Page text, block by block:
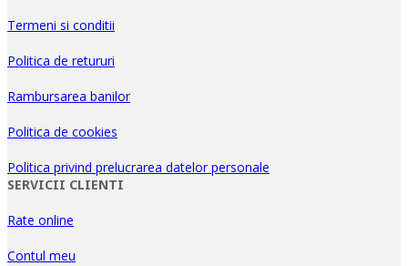
Termeni si conditii
Politica de retururi
Rambursarea banilor
Politica de cookies
Politica privind prelucrarea datelor personale
SERVICII CLIENTI
Rate online
Contul meu